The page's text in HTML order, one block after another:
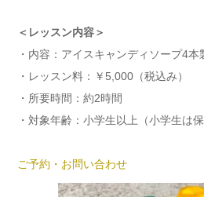
＜レッスン内容＞
・内容：アイスキャンディソープ4本
・レッスン料：￥5,000（税込み）
・所要時間：約2時間
・対象年齢：小学生以上（小学生は保
ご予約・お問い合わせ